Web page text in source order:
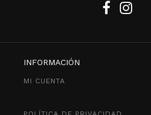
INFORMACIÓN
MI CUENTA